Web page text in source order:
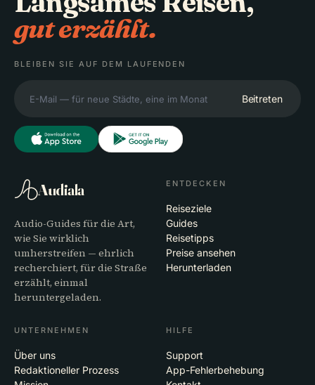
gut erzählt.
BLEIBEN SIE AUF DEM LAUFENDEN
Beitreten
Audiala
Audio-Guides für die Art,
wie Sie wirklich
umherstreifen — ehrlich
recherchiert, für die Straße
erzählt, einmal
heruntergeladen.
ENTDECKEN
Reiseziele
Guides
Reisetipps
Preise ansehen
Herunterladen
UNTERNEHMEN
Über uns
Redaktioneller Prozess
HILFE
Support
App-Fehlerbehebung